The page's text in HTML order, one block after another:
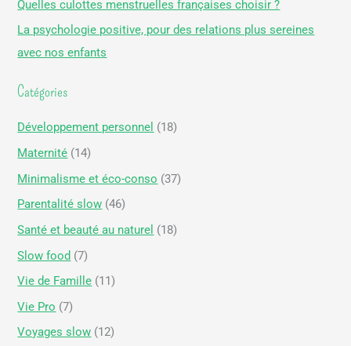
h
e
r
:
Quelles culottes menstruelles françaises choisir ?
La psychologie positive, pour des relations plus sereines
avec nos enfants
Catégories
Développement personnel (18)
Maternité (14)
Minimalisme et éco-conso (37)
Parentalité slow (46)
Santé et beauté au naturel (18)
Slow food (7)
Vie de Famille (11)
Vie Pro (7)
Voyages slow (12)